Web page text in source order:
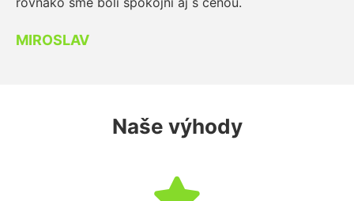
MIROSLAV
Naše výhody